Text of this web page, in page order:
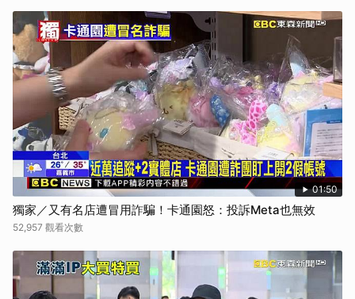
01:50
獨家／又有名店遭冒用詐騙！卡通園怒：投訴Meta也無效
52,957 觀看次數
取消